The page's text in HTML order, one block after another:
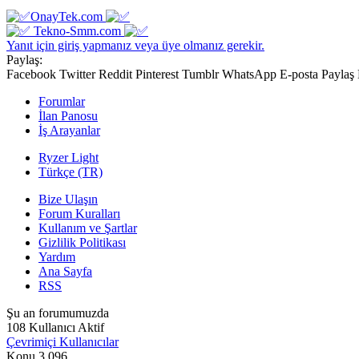
OnayTek.com
Tekno-Smm.com
Yanıt için giriş yapmanız veya üye olmanız gerekir.
Paylaş:
Facebook Twitter Reddit Pinterest Tumblr WhatsApp E-posta Paylaş
Forumlar
İlan Panosu
İş Arayanlar
Ryzer Light
Türkçe (TR)
Bize Ulaşın
Forum Kuralları
Kullanım ve Şartlar
Gizlilik Politikası
Yardım
Ana Sayfa
RSS
Şu an forumumuzda
108 Kullanıcı Aktif
Çevrimiçi Kullanıcılar